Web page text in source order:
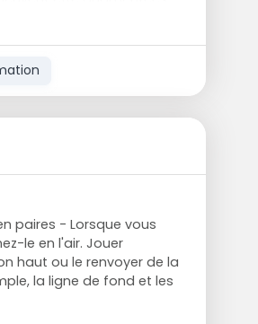
balle, passer
à la transition.
à se battre en duel.
paires - Lorsque vous
le en l'air. Jouer
haut ou le renvoyer de la
la ligne de fond et les